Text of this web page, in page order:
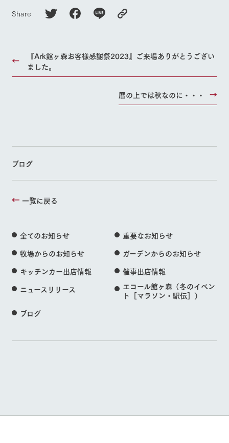
Share
『Ark館ヶ森お客様感謝祭2023』ご来場ありがとうござい
ました。
暦の上では秋なのに・・・
ブログ
一覧に戻る
全てのお知らせ
重要なお知らせ
牧場からのお知らせ
ガーデンからのお知らせ
キッチンカー出店情報
催事出店情報
ニュースリリース
エコール館ヶ森（冬のイベン
ト［マラソン・駅伝］）
ブログ